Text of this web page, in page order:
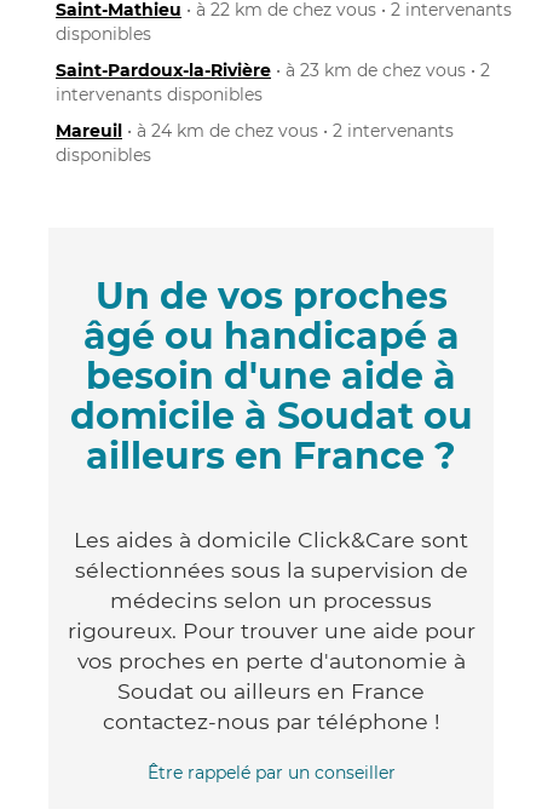
Saint-Mathieu • à 22 km de chez vous • 2 intervenants
disponibles
Saint-Pardoux-la-Rivière • à 23 km de chez vous • 2
intervenants disponibles
Mareuil • à 24 km de chez vous • 2 intervenants
disponibles
Un de vos proches
âgé ou handicapé a
besoin d'une aide à
domicile à Soudat ou
ailleurs en France ?
Les aides à domicile Click&Care sont
sélectionnées sous la supervision de
médecins selon un processus
rigoureux. Pour trouver une aide pour
vos proches en perte d'autonomie à
Soudat ou ailleurs en France
contactez-nous par téléphone !
Être rappelé par un conseiller